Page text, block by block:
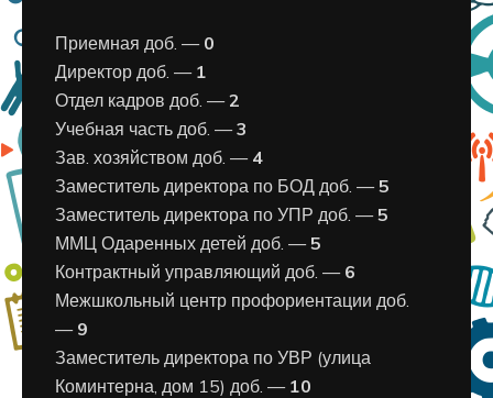
Приемная доб. — 0
Директор доб. — 1
Отдел кадров доб. —2
Учебная часть доб. —3
Зав. хозяйством доб. — 4
Заместитель директора по БОД доб. —5
Заместитель директора по УПР доб. —5
ММЦ Одаренных детей доб. —5
Контрактный управляющий доб. — 6
Межшкольный центр профориентации доб.
— 9
Заместитель директора по УВР (улица
Коминтерна, дом 15) доб. — 10